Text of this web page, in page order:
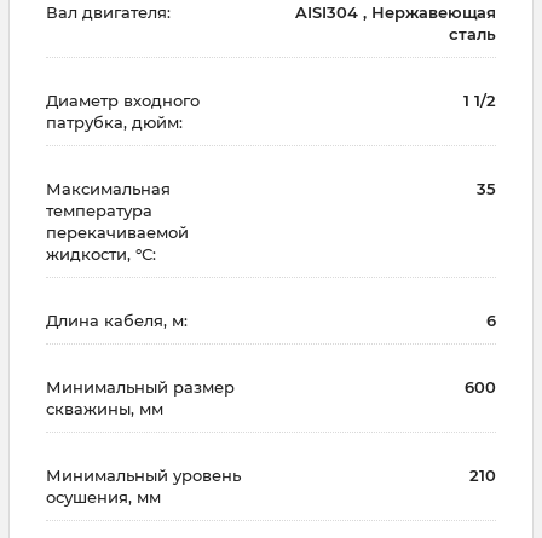
Вал двигателя:
AISI304 , Нержавеющая
сталь
Диаметр входного
патрубка, дюйм:
1 1/2
Максимальная
температура
перекачиваемой
жидкости, °С:
35
Длина кабеля, м: 6
Минимальный размер
скважины, мм
600
Минимальный уровень
осушения, мм
210